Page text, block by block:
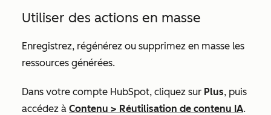
Utiliser des actions en masse
Enregistrez, régénérez ou supprimez en masse les
ressources générées.
Dans votre compte HubSpot, cliquez sur Plus, puis
accédez à Contenu > Réutilisation de contenu IA.